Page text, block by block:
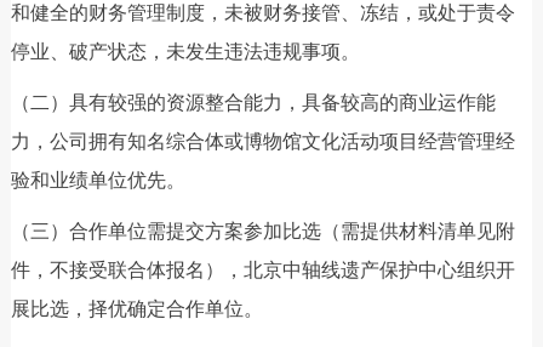
和健全的财务管理制度，未被财务接管、冻结，或处于责令
停业、破产状态，未发生违法违规事项。
（二）具有较强的资源整合能力，具备较高的商业运作能
力，公司拥有知名综合体或博物馆文化活动项目经营管理经
验和业绩单位优先。
（三）合作单位需提交方案参加比选（需提供材料清单见附
件，不接受联合体报名），北京中轴线遗产保护中心组织开
展比选，择优确定合作单位。